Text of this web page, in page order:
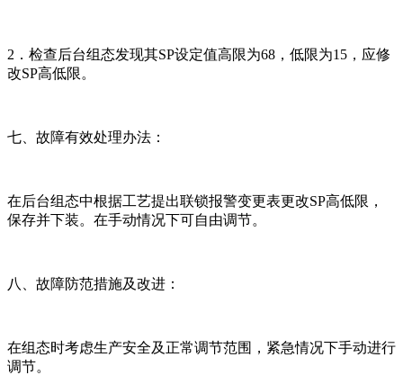
2．检查后台组态发现其SP设定值高限为68，低限为15，应修
改SP高低限。
七、故障有效处理办法：
在后台组态中根据工艺提出联锁报警变更表更改SP高低限，
保存并下装。在手动情况下可自由调节。
八、故障防范措施及改进：
在组态时考虑生产安全及正常调节范围，紧急情况下手动进行
调节。